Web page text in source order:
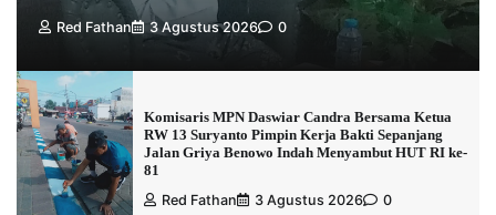
Red Fathan 3 Agustus 2026 0
Komisaris MPN Daswiar Candra Bersama Ketua
RW 13 Suryanto Pimpin Kerja Bakti Sepanjang
Jalan Griya Benowo Indah Menyambut HUT RI ke-
81
Red Fathan
3 Agustus 2026 0